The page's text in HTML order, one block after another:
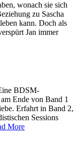
wonach sie sich
zu Sascha
kann. Doch als
Jan immer
BDSM-
Ende von Band 1
Erfahrt in Band 2,
Sessions
More